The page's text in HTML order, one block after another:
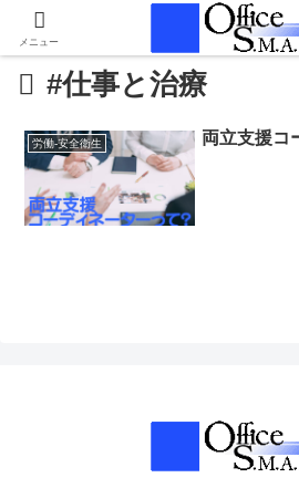
#仕事と治療
労働-安全衛生 両立支援コ
メニュー